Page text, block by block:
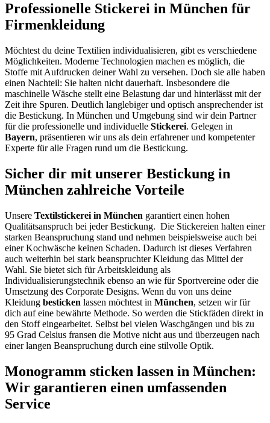
Professionelle Stickerei in München für
Firmenkleidung
Möchtest du deine Textilien individualisieren, gibt es verschiedene
Möglichkeiten. Moderne Technologien machen es möglich, die
Stoffe mit Aufdrucken deiner Wahl zu versehen. Doch sie alle haben
einen Nachteil: Sie halten nicht dauerhaft. Insbesondere die
maschinelle Wäsche stellt eine Belastung dar und hinterlässt mit der
Zeit ihre Spuren. Deutlich langlebiger und optisch ansprechender ist
die Bestickung. In München und Umgebung sind wir dein Partner
für die professionelle und individuelle Stickerei. Gelegen in
Bayern, präsentieren wir uns als dein erfahrener und kompetenter
Experte für alle Fragen rund um die Bestickung.
Sicher dir mit unserer Bestickung in
München zahlreiche Vorteile
Unsere Textilstickerei in München garantiert einen hohen
Qualitätsanspruch bei jeder Bestickung. Die Stickereien halten einer
starken Beanspruchung stand und nehmen beispielsweise auch bei
einer Kochwäsche keinen Schaden. Dadurch ist dieses Verfahren
auch weiterhin bei stark beanspruchter Kleidung das Mittel der
Wahl. Sie bietet sich für Arbeitskleidung als
Individualisierungstechnik ebenso an wie für Sportvereine oder die
Umsetzung des Corporate Designs. Wenn du von uns deine
Kleidung besticken lassen möchtest in München, setzen wir für
dich auf eine bewährte Methode. So werden die Stickfäden direkt in
den Stoff eingearbeitet. Selbst bei vielen Waschgängen und bis zu
95 Grad Celsius fransen die Motive nicht aus und überzeugen nach
einer langen Beanspruchung durch eine stilvolle Optik.
Monogramm sticken lassen in München:
Wir garantieren einen umfassenden
Service